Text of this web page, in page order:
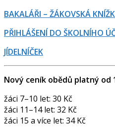
BAKALÁŘI – ŽÁKOVSKÁ
PŘIHLÁŠENÍ DO ŠKOLNÍHO
JÍDELNÍČEK
Nový ceník obědů platný od
žáci 7–10 let: 30 Kč
žáci 11–14 let: 32 Kč
žáci 15 a více let: 34 Kč